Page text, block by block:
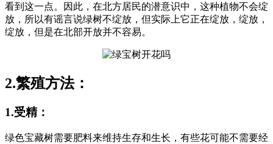
看到这一点。因此，在北方居民的潜意识中，这种植物不会绽
放，所以有谣言说绿树不绽放，但实际上它正在绽放，绽放，
绽放，但是在北部开放并不容易。
2.繁殖方法：
1.受精：
绿色宝藏树需要肥料来维持生存和生长，有些花可能不需要经